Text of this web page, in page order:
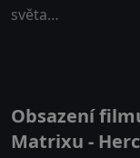
světa…
Obsazení
Matrixu -